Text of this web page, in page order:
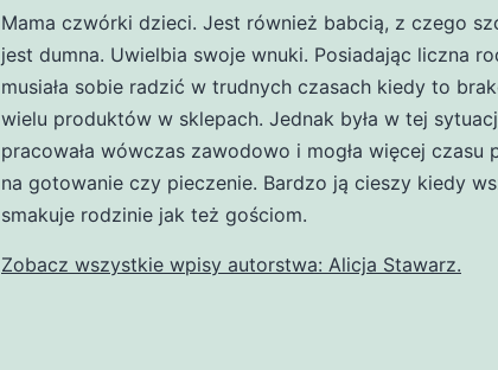
Mama czwórki dzieci. Jest również babcią, z czego
jest dumna. Uwielbia swoje wnuki. Posiadając liczna
musiała sobie radzić w trudnych czasach kiedy to
wielu produktów w sklepach. Jednak była w tej
pracowała wówczas zawodowo i mogła więcej czasu
na gotowanie czy pieczenie. Bardzo ją cieszy kiedy
smakuje rodzinie jak też gościom.
Zobacz wszystkie wpisy autorstwa: Alicja Stawarz.